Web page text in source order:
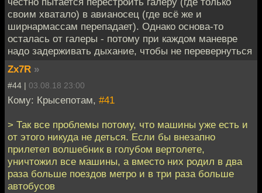
своим хватало) в авианосец (где всё же и
ширнармассам перепадает). Однако основа-то
осталась от галеры - потому при каждом маневре
надо задерживать дыхание, чтобы не перевернуться
Zx7R »
#44 | 03.08.18 23:00
Кому: Крысепотам, #41
> Так все проблемы потому, что машины уже есть и
от этого никуда не деться. Если бы внезапно
прилетел волшебник в голубом вертолете,
уничтожил все машины, а вместо них родил в два
раза больше поездов метро и в три раза больше
автобусов